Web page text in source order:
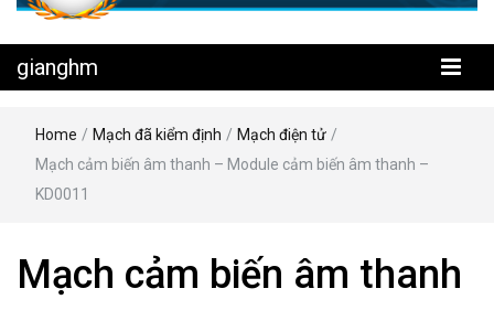
gianghm
Home / Mạch đã kiểm định / Mạch điện tử /
Mạch cảm biến âm thanh – Module cảm biến âm thanh –
KD0011
Mạch cảm biến âm thanh